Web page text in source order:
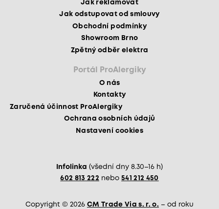
Jak reklamovat
Jak odstupovat od smlouvy
Obchodní podmínky
Showroom Brno
Zpětný odběr elektra
Portál ProAlergiky
O nás
Kontakty
Zaručená účinnost ProAlergiky
Ochrana osobních údajů
Nastavení cookies
Infolinka (všední dny 8.30–16 h)
602 813 222 nebo 541 212 450
Copyright © 2026 CM Trade Via s. r. o. – od roku